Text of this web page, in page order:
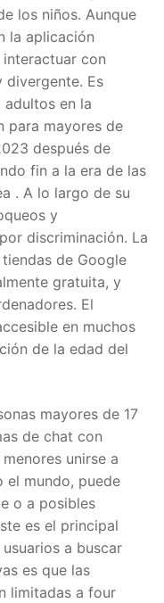
los niños. Aunque
la aplicación
con
divergente. Es
en la
para mayores de
después de
fin a la era de las
. A lo largo de su
y
discriminación. La
de Google
gratuita, y
El
en muchos
de la edad del
mayores de 17
de chat con
unirse a
mundo, puede
o a posibles
es el principal
a buscar
es que las
limitadas a four